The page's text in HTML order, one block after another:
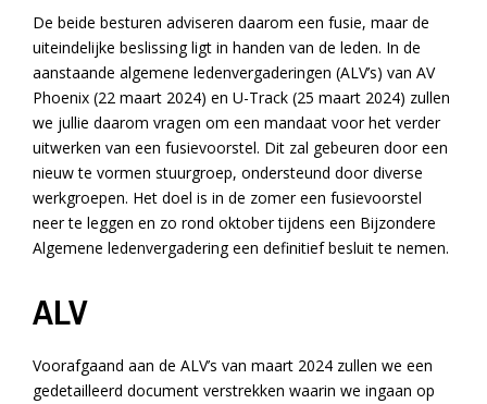
De beide besturen adviseren daarom een fusie, maar de
uiteindelijke beslissing ligt in handen van de leden. In de
aanstaande algemene ledenvergaderingen (ALV’s) van AV
Phoenix (22 maart 2024) en U-Track (25 maart 2024) zullen
we jullie daarom vragen om een mandaat voor het verder
uitwerken van een fusievoorstel. Dit zal gebeuren door een
nieuw te vormen stuurgroep, ondersteund door diverse
werkgroepen. Het doel is in de zomer een fusievoorstel
neer te leggen en zo rond oktober tijdens een Bijzondere
Algemene ledenvergadering een definitief besluit te nemen.
ALV
Voorafgaand aan de ALV’s van maart 2024 zullen we een
gedetailleerd document verstrekken waarin we ingaan op